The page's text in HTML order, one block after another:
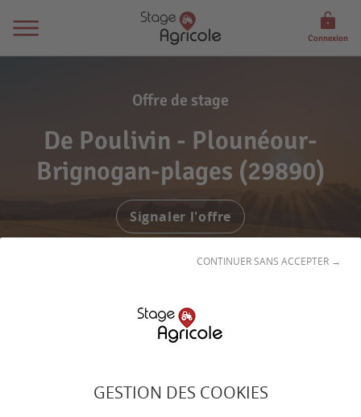
GESTION DES COOKIES
CONTINUER SANS ACCEPTER →
Connexion
Offre de stage
De Poulivin - Plounéour-
Brignogan-plages (29890)
Signaler l'offre
en label rouge, je serai ravie d'accueillir